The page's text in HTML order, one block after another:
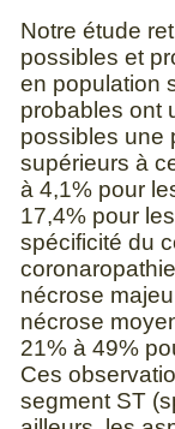
Notre étude
possibles et
en population
probables ont
possibles une
supérieurs à
à 4,1% pour
17,4% pour
spécificité du
nécrose
nécrose
21% à 49%
Ces
segment ST